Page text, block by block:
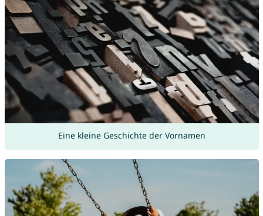
Eine kleine Geschichte der Vornamen